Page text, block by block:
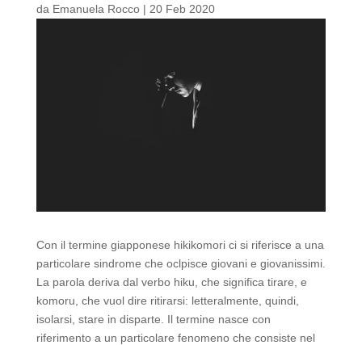
da Emanuela Rocco| 20 Feb 2020
Con il termine giapponese hikikomori ci si riferisce a una
particolare sindrome che oclpisce giovani e giovanissimi.
La parola deriva dal verbo hiku, che significa tirare, e
komoru, che vuol dire ritirarsi: letteralmente, quindi,
isolarsi, stare in disparte. Il termine nasce con
riferimento a un particolare fenomeno che consiste nel